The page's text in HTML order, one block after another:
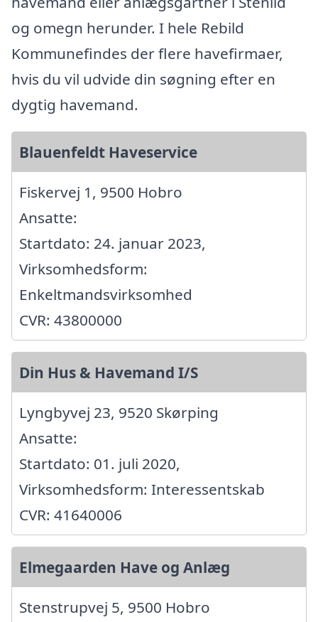
og omegn herunder. I hele Rebild
Kommunefindes der flere havefirmaer,
hvis du vil udvide din søgning efter en
dygtig havemand.
Blauenfeldt Haveservice
Fiskervej 1, 9500 Hobro
Ansatte:
Startdato: 24. januar 2023,
Virksomhedsform:
Enkeltmandsvirksomhed
CVR: 43800000
Din Hus & Havemand I/S
Lyngbyvej 23, 9520 Skørping
Ansatte:
Startdato: 01. juli 2020,
Virksomhedsform: Interessentskab
CVR: 41640006
Elmegaarden Have og Anlæg
Stenstrupvej 5, 9500 Hobro